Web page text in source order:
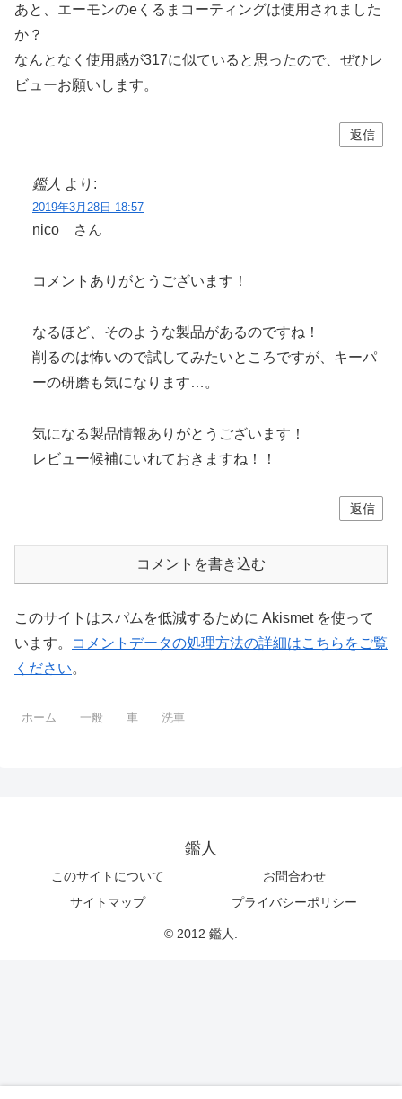
あと、エーモンのeくるまコーティングは使用されました
か？
なんとなく使用感が317に似ていると思ったので、ぜひレ
ビューお願いします。
返信
鑑人 より:
2019年3月28日 18:57
nico さん
コメントありがとうございます！
なるほど、そのような製品があるのですね！
削るのは怖いので試してみたいところですが、キーパ
ーの研磨も気になります…。
気になる製品情報ありがとうございます！
レビュー候補にいれておきますね！！
返信
コメントを書き込む
このサイトはスパムを低減するために Akismet を使って
います。
コメントデータの処理方法の詳細はこちらをご覧
ください。
ホーム 一般 車 洗車
鑑人
このサイトについて
お問合わせ
サイトマップ
プライバシーポリシー
© 2012 鑑人.